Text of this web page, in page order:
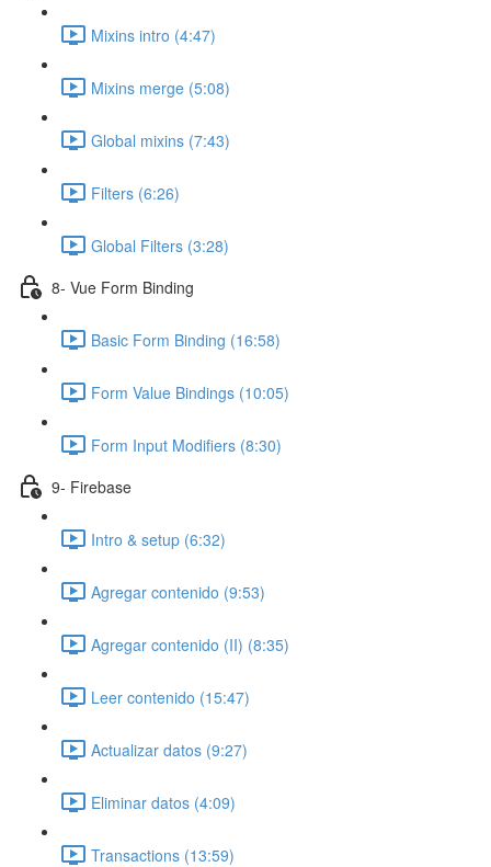
Mixins intro (4:47)
Mixins merge (5:08)
Global mixins (7:43)
Filters (6:26)
Global Filters (3:28)
8- Vue Form Binding
Basic Form Binding (16:58)
Form Value Bindings (10:05)
Form Input Modifiers (8:30)
9- Firebase
Intro & setup (6:32)
Agregar contenido (9:53)
Agregar contenido (II) (8:35)
Leer contenido (15:47)
Actualizar datos (9:27)
Eliminar datos (4:09)
Transactions (13:59)